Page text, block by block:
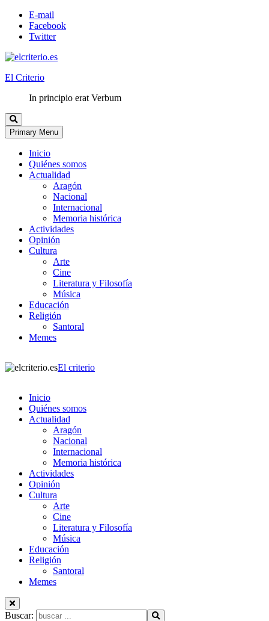
E-mail
Facebook
Twitter
El Criterio
In principio erat Verbum
Primary Menu
Inicio
Quiénes somos
Actualidad
Aragón
Nacional
Internacional
Memoria histórica
Actividades
Opinión
Cultura
Arte
Cine
Literatura y Filosofía
Música
Educación
Religión
Santoral
Memes
El criterio
Inicio
Quiénes somos
Actualidad
Aragón
Nacional
Internacional
Memoria histórica
Actividades
Opinión
Cultura
Arte
Cine
Literatura y Filosofía
Música
Educación
Religión
Santoral
Memes
Buscar: